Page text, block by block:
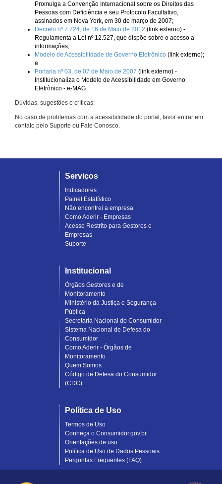
Promulga a Convenção Internacional sobre os Direitos das
Pessoas com Deficiência e seu Protocolo Facultativo,
assinados em Nova York, em 30 de março de 2007;
Decreto nº 7.724, de 16 de Maio de 2012 (link externo) -
Regulamenta a Lei nº 12.527, que dispõe sobre o acesso a
informações;
Modelo de Acessibilidade de Governo Eletrônico (link externo);
e
Portaria nº 03, de 07 de Maio de 2007 (link externo) -
Institucionaliza o Modelo de Acessibilidade em Governo
Eletrônico - e-MAG.
Dúvidas, sugestões e críticas:
No caso de problemas com a acessibilidade do portal, favor entrar em
contato pelo Suporte ou Fale Conosco.
Serviços
Indicadores
Painel Estatístico
Não encontrei a empresa
Como Aderir - Empresas
Acesso Restrito para Gestores e
Empresas
Suporte
Institucional
Órgãos Gestores e de
Monitoramento
Ministério da Justiça e Segurança
Pública
Secretaria Nacional do Consumidor
Sistema Nacional de Defesa do
Consumidor
Como Aderir - Órgãos de
Monitoramento
Quem Somos
Código de Defesa do Consumidor
(CDC)
Política de Uso
Termos de Uso
Conheça o Consumidor.gov.br
Orientações de uso
Política de Uso de Dados Pessoais
Perguntas Frequentes (FAQ)